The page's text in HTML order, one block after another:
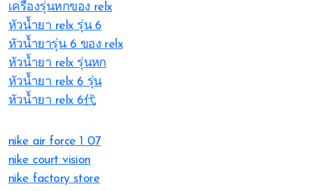
เครื่องรุ่นหกของ relx
หัวน้ำยา relx รุ่น 6
หัวน้ำยารุ่น 6 ของ relx
หัวน้ำยา relx รุ่นหก
หัวน้ำยา relx 6 รุ่น
หัวน้ำยา relx 6代
nike air force 1 07
nike court vision
nike factory store